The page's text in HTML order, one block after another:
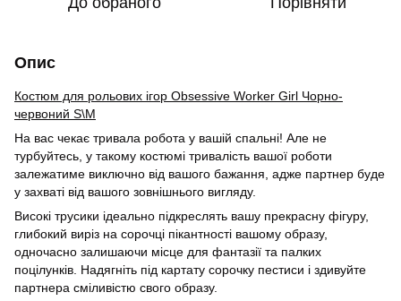
Опис
Костюм для рольових ігор Obsessive Worker Girl Чорно-
червоний S\M
На вас чекає тривала робота у вашій спальні! Але не
турбуйтесь, у такому костюмі тривалість вашої роботи
залежатиме виключно від вашого бажання, адже партнер буде
у захваті від вашого зовнішнього вигляду.
Високі трусики ідеально підкреслять вашу прекрасну фігуру,
глибокий виріз на сорочці пікантності вашому образу,
одночасно залишаючи місце для фантазії та палких
поцілунків. Надягніть під картату сорочку пестиси і здивуйте
партнера сміливістю свого образу.